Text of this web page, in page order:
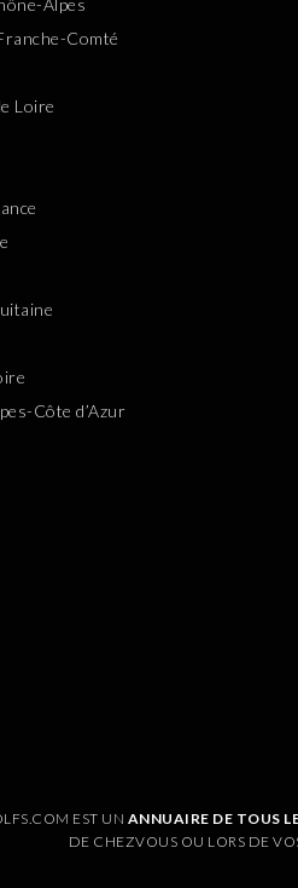
Alpes
Comté
Loire
Côte d’Azur
EST UN ANNUAIRE DE TOUS
DE CHEZVOUS OU LORS DE